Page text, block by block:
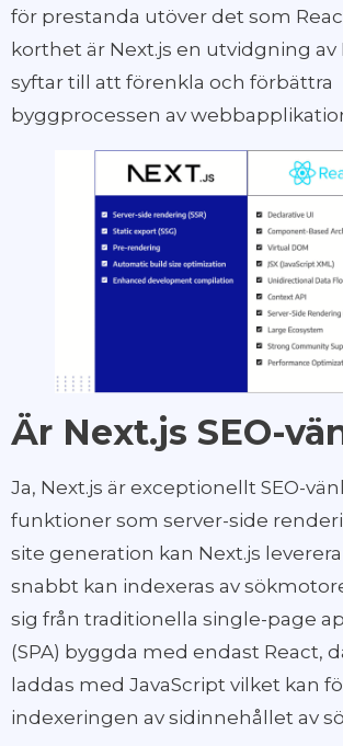
för prestanda utöver det som
korthet är Next.js en utvidgning av
syftar till att förenkla och förbättra
byggprocessen av
Är Next.js SEO-
Ja, Next.js är exceptionellt SEO-
funktioner som server-side
site generation kan Next.js
snabbt kan indexeras av
sig från traditionella single-page
(SPA) byggda med endast React,
laddas med JavaScript vilket kan
indexeringen av sidinnehållet av